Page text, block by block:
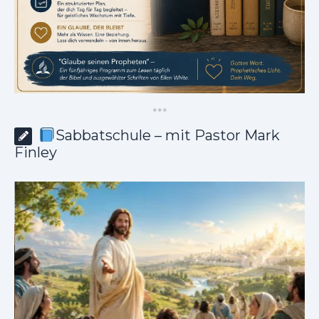
***
Sabbatschule – mit Pastor Mark
Finley